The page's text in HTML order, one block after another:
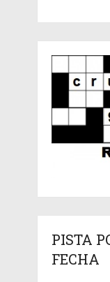
PISTA
FECHA